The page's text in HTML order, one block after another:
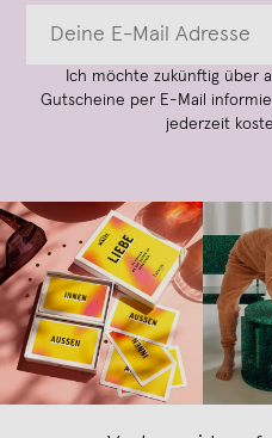
Ich möchte zukünftig über
Gutscheine per E-Mail
jederzeit